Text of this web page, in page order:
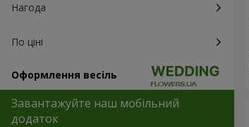
Нагода
По ціні
Оформлення весіль
Завантажуйте наш мобільний
додаток